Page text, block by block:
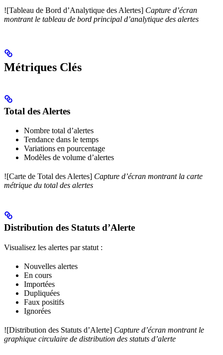
![Tableau de Bord d’Analytique des Alertes] Capture d’écran
montrant le tableau de bord principal d’analytique des alertes
Métriques Clés
Total des Alertes
Nombre total d’alertes
Tendance dans le temps
Variations en pourcentage
Modèles de volume d’alertes
![Carte de Total des Alertes] Capture d’écran montrant la carte
métrique du total des alertes
Distribution des Statuts d’Alerte
Visualisez les alertes par statut :
Nouvelles alertes
En cours
Importées
Dupliquées
Faux positifs
Ignorées
![Distribution des Statuts d’Alerte] Capture d’écran montrant le
graphique circulaire de distribution des statuts d’alerte